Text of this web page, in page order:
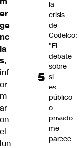
er
ge
nc
ia
s,
inf
or
m
ar
on
el
lun
la
crisis
de
Codelco:
"El
debate
sobre
si
es
público
o
privado
me
parece